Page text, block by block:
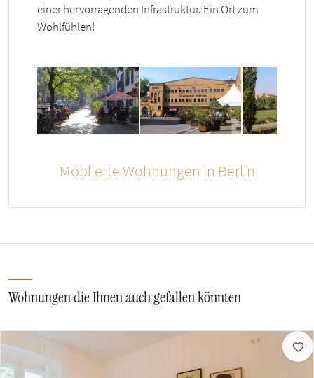
einer hervorragenden Infrastruktur. Ein Ort zum
Wohlfühlen!
Möblierte Wohnungen in Berlin
Wohnungen die Ihnen auch gefallen könnten